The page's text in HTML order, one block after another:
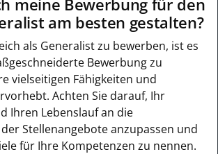
am besten gestalten?
als Generalist zu bewerben, ist es
Bewerbung zu
vielseitigen Fähigkeiten und
Achten Sie darauf, Ihr
Ihren Lebenslauf an die
Stellenangebote anzupassen und
für Ihre Kompetenzen zu nennen.